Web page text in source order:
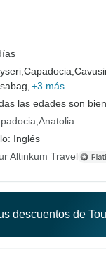
Capadocia,
+3 más
las edades son
Anatolia
Inglés
Altinkum Travel
descuentos de